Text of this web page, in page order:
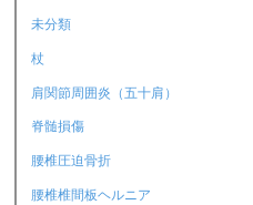
未分類
杖
肩関節周囲炎（五十肩）
脊髄損傷
腰椎圧迫骨折
腰椎椎間板ヘルニア